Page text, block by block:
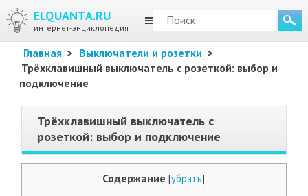
ELQUANTA.RU
интернет-энциклопедия
МЕНЮ
Главная > Выключатели и розетки >
Трёхклавишный выключатель с розеткой: выбор и
подключение
Трёхклавишный выключатель с
розеткой: выбор и подключение
Содержание [убрать]